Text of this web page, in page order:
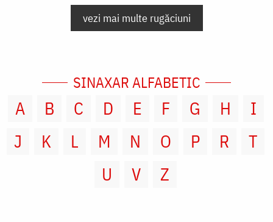
vezi mai multe rugăciuni
SINAXAR ALFABETIC
A B C D E F G H
I
J
K L M N O P R
T
U
V Z